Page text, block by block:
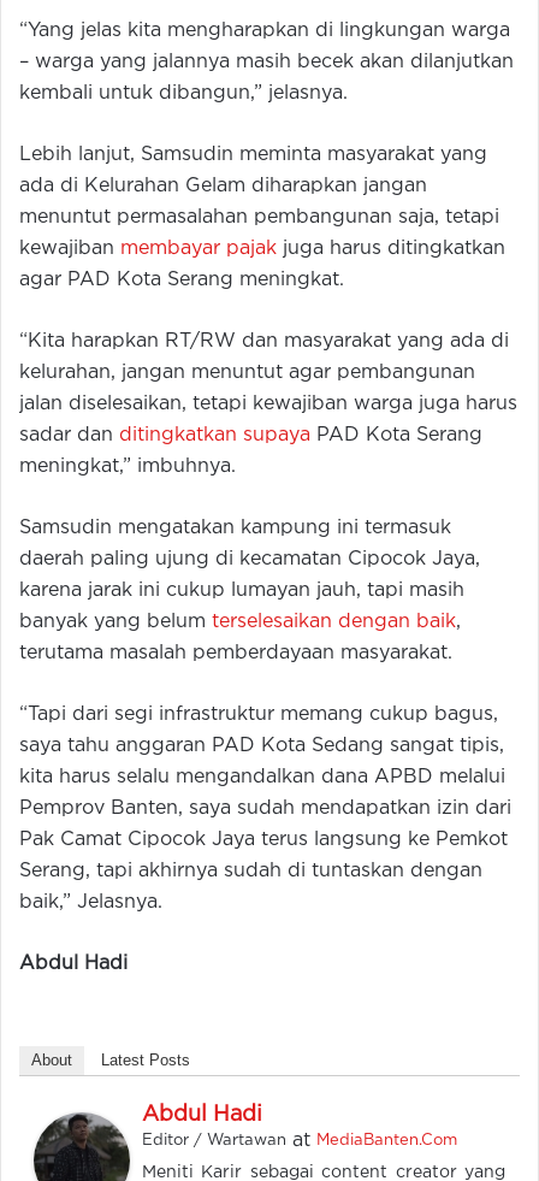
“Yang jelas kita mengharapkan di lingkungan warga
– warga yang jalannya masih becek akan dilanjutkan
kembali untuk dibangun,” jelasnya.
Lebih lanjut, Samsudin meminta masyarakat yang
ada di Kelurahan Gelam diharapkan jangan
menuntut permasalahan pembangunan saja, tetapi
kewajiban membayar pajak juga harus ditingkatkan
agar PAD Kota Serang meningkat.
“Kita harapkan RT/RW dan masyarakat yang ada di
kelurahan, jangan menuntut agar pembangunan
jalan diselesaikan, tetapi kewajiban warga juga harus
sadar dan ditingkatkan supaya PAD Kota Serang
meningkat,” imbuhnya.
Samsudin mengatakan kampung ini termasuk
daerah paling ujung di kecamatan Cipocok Jaya,
karena jarak ini cukup lumayan jauh, tapi masih
banyak yang belum terselesaikan dengan baik,
terutama masalah pemberdayaan masyarakat.
“Tapi dari segi infrastruktur memang cukup bagus,
saya tahu anggaran PAD Kota Sedang sangat tipis,
kita harus selalu mengandalkan dana APBD melalui
Pemprov Banten, saya sudah mendapatkan izin dari
Pak Camat Cipocok Jaya terus langsung ke Pemkot
Serang, tapi akhirnya sudah di tuntaskan dengan
baik,” Jelasnya.
Abdul Hadi
About Latest Posts
Abdul Hadi
Editor / Wartawan at MediaBanten.Com
Meniti Karir sebagai content creator yang